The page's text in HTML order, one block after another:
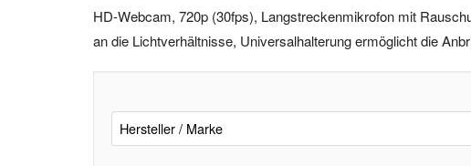
HD-Webcam, 720p (30fps), Langstreckenmikrofon mit
an die Lichtverhältnisse, Universalhalterung ermöglicht die
Hersteller / Marke